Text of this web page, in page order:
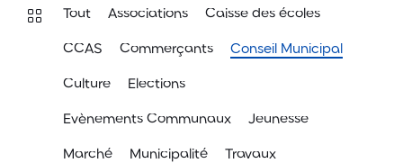
Tout Associations Caisse des écoles
CCAS Commerçants Conseil Municipal
Culture Elections
Evènements Communaux Jeunesse
Marché Municipalité Travaux